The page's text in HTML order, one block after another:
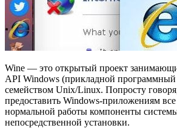
Wine — это открытый проект
API Windows (прикладной программный
семейством Unix/Linux. Попросту
предоставить Windows-приложениям
нормальной работы компоненты
непосредственной установки.